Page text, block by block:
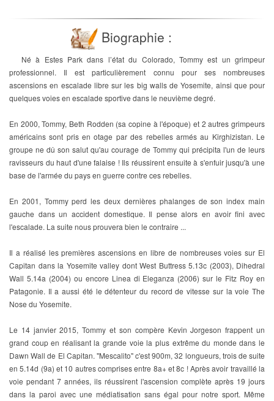
Biographie :
Né à Estes Park dans l’état du Colorado, Tommy est un grimpeur
professionnel. Il est particulièrement connu pour ses nombreuses
ascensions en escalade libre sur les big walls de Yosemite, ainsi que pour
quelques voies en escalade sportive dans le neuvième degré.
En 2000, Tommy, Beth Rodden (sa copine à l'époque) et 2 autres grimpeurs
américains sont pris en otage par des rebelles armés au Kirghizistan. Le
groupe ne dû son salut qu'au courage de Tommy qui précipita l'un de leurs
ravisseurs du haut d'une falaise ! Ils réussirent ensuite à s'enfuir jusqu'à une
base de l'armée du pays en guerre contre ces rebelles.
En 2001, Tommy perd les deux dernières phalanges de son index main
gauche dans un accident domestique. Il pense alors en avoir fini avec
l'escalade. La suite nous prouvera bien le contraire ...
Il a réalisé les premières ascensions en libre de nombreuses voies sur El
Capitan dans la Yosemite valley dont West Buttress 5.13c (2003), Dihedral
Wall 5.14a (2004) ou encore Linea di Eleganza (2006) sur le Fitz Roy en
Patagonie. Il a aussi été le détenteur du record de vitesse sur la voie The
Nose du Yosemite.
Le 14 janvier 2015, Tommy et son compère Kevin Jorgeson frappent un
grand coup en réalisant la grande voie la plus extrême du monde dans le
Dawn Wall de El Capitan. "Mescalito" c'est 900m, 32 longueurs, trois de suite
en 5.14d (9a) et 10 autres comprises entre 8a+ et 8c ! Après avoir travaillé la
voie pendant 7 années, ils réussirent l'ascension complète après 19 jours
dans la paroi avec une médiatisation sans égal pour notre sport. Même